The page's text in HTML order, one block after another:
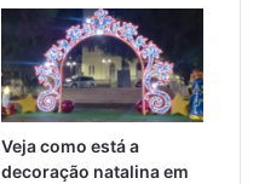
Veja como está a
decoração natalina em